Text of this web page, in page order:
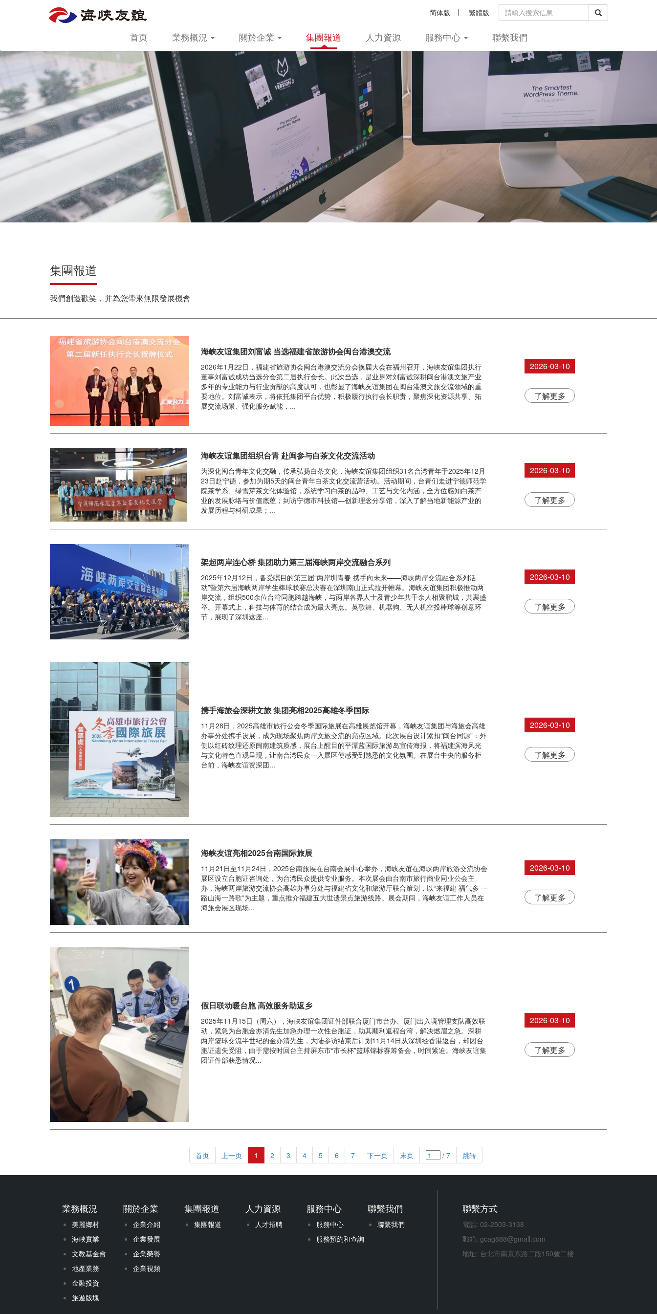
简体版 | 繁體版
首页 業務概況 關於企業 集團報道 人力資源 服務中心 聯繫我們
集團報道
我們創造歡笑，并為您帶來無限發展機會
海峡友谊集团刘富诚 当选福建省旅游协会闽台港澳交流
2026年1月22日，福建省旅游协会闽台港澳交流分会换届大会在福州召开，海峡友谊集团执行
董事刘富诚成功当选分会第二届执行会长。此次当选，是业界对刘富诚深耕闽台港澳文旅产业
多年的专业能力与行业贡献的高度认可，也彰显了海峡友谊集团在闽台港澳文旅交流领域的重
要地位。刘富诚表示，将依托集团平台优势，积极履行执行会长职责，聚焦深化资源共享、拓
展交流场景、强化服务赋能，...
2026-03-10
了解更多
海峡友谊集团组织台青 赴闽参与白茶文化交流活动
为深化闽台青年文化交融，传承弘扬白茶文化，海峡友谊集团组织31名台湾青年于2025年12月
23日赴宁德，参加为期5天的闽台青年白茶文化交流营活动。活动期间，台青们走进宁德师范学
院茶学系、绿雪芽茶文化体验馆，系统学习白茶的品种、工艺与文化内涵，全方位感知白茶产
业的发展脉络与价值底蕴；到访宁德市科技馆—创新理念分享馆，深入了解当地新能源产业的
发展历程与科研成果；...
2026-03-10
了解更多
架起两岸连心桥 集团助力第三届海峡两岸交流融合系列
2025年12月12日，备受瞩目的第三届“两岸圳青春 携手向未来——海峡两岸交流融合系列活
动”暨第六届海峡两岸学生棒球联赛总决赛在深圳南山正式拉开帷幕。海峡友谊集团积极推动两
岸交流，组织500余位台湾同胞跨越海峡，与两岸各界人士及青少年共千余人相聚鹏城，共襄盛
举。开幕式上，科技与体育的结合成为最大亮点。英歌舞、机器狗、无人机空投棒球等创意环
节，展现了深圳这座...
2026-03-10
了解更多
携手海旅会深耕文旅 集团亮相2025高雄冬季国际
11月28日，2025高雄市旅行公会冬季国际旅展在高雄展览馆开幕，海峡友谊集团与海旅会高雄
办事分处携手设展，成为现场聚焦两岸文旅交流的亮点区域。此次展台设计紧扣“闽台同源”：外
侧以红砖纹理还原闽南建筑质感，展台上醒目的平潭蓝国际旅游岛宣传海报，将福建滨海风光
与文化特色直观呈现，让南台湾民众一入展区便感受到熟悉的文化氛围。在展台中央的服务柜
台前，海峡友谊资深团...
2026-03-10
了解更多
海峡友谊亮相2025台南国际旅展
11月21日至11月24日，2025台南旅展在台南会展中心举办，海峡友谊在海峡两岸旅游交流协会
展区设立台胞证咨询处，为台湾民众提供专业服务。本次展会由台南市旅行商业同业公会主
办，海峡两岸旅游交流协会高雄办事分处与福建省文化和旅游厅联合策划，以“来福建 福气多 一
路山海一路歌”为主题，重点推介福建五大世遗景点旅游线路。展会期间，海峡友谊工作人员在
海旅会展区现场...
2026-03-10
了解更多
假日联动暖台胞 高效服务助返乡
2025年11月15日（周六），海峡友谊集团证件部联合厦门市台办、厦门出入境管理支队高效联
动，紧急为台胞金亦清先生加急办理一次性台胞证，助其顺利返程台湾，解决燃眉之急。深耕
两岸篮球交流半世纪的金亦清先生，大陆参访结束后计划11月14日从深圳经香港返台，却因台
胞证遗失受阻，由于需按时回台主持屏东市“市长杯”篮球锦标赛筹备会，时间紧迫。海峡友谊集
团证件部获悉情况...
2026-03-10
了解更多
首页 上一页 1 2 3 4 5 6 7 下一页 末页 / 7 跳转
業務概況
美麗鄉村
海峽實業
文教基金會
地產業務
金融投資
旅遊版塊
關於企業
企業介紹
企業發展
企業榮譽
企業視頻
集團報道
集團報道
人力資源
人才招聘
服務中心
服務中心
服務預約和查詢
聯繫我們
聯繫我們
聯繫方式
電話: 02-2503-3138
郵箱: gcag888@gmall.com
地址: 台北市南京东路二段150號二楼